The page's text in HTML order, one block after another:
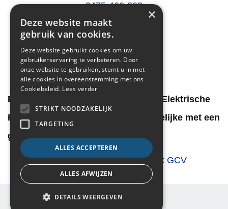
0475 466 863
info@fietsenpatrik.be
Pierstraat 109 2840
Reet Antwerpen
Di- Vr 13.00hr - 18.30hr
Zat 09.00 - 16.00
Bent u op zoek naar een goedkope Elektrische
Fiets, een winkel met budgetvriendelijke met een
goede prijs kwaliteitsverhouding.
Copyright 2026 Fietsen Patrik GCV
×
Deze website maakt
gebruik van cookies.
Deze website gebruikt cookies om uw
gebruikerservaring te verbeteren. Door
onze website te gebruiken, stemt u in met
alle cookies in overeenstemming met ons
Cookiebeleid. Lees verder
STRIKT NOODZAKELIJK
TARGETING
ALLES ACCEPTEREN
ALLES AFWIJZEN
DETAILS WEERGEVEN